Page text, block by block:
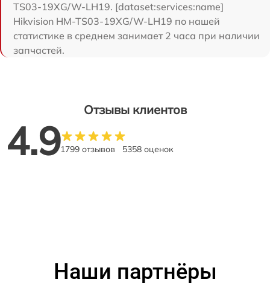
TS03-19XG/W-LH19. [dataset:services:name]
Hikvision HM-TS03-19XG/W-LH19 по нашей
статистике в среднем занимает 2 часа при наличии
запчастей.
Отзывы клиентов
4.91799 отзывов 5358 оценок
Наши партнёры